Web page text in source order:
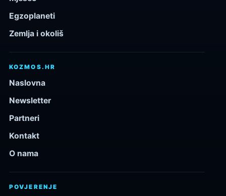
Egzoplaneti
Zemlja i okoliš
KOZMOS.HR
Naslovna
Newsletter
Partneri
Kontakt
O nama
POVJERENJE